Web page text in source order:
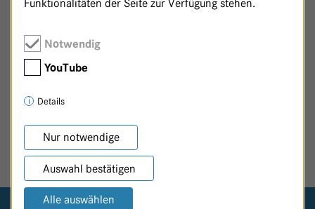
Zurück zur Patenschaftsseite
SEITE TEILEN
Funktionalitäten der Seite zur Verfügung stehen.
Notwendig
YouTube
Details
Nur notwendige
Auswahl bestätigen
Alle auswählen